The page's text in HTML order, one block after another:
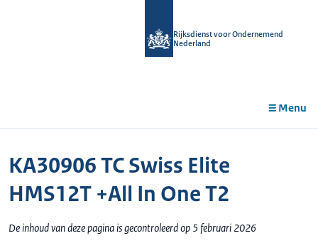
Rijksdienst voor Ondernemend
Nederland
Menu
KA30906 TC Swiss Elite
HMS12T +All In One T2
De inhoud van deze pagina is gecontroleerd op 5 februari 2026